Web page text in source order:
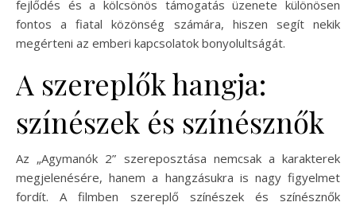
fejlődés és a kölcsönös támogatás üzenete különösen
fontos a fiatal közönség számára, hiszen segít nekik
megérteni az emberi kapcsolatok bonyolultságát.
A szereplők hangja:
színészek és színésznők
Az „Agymanók 2” szereposztása nemcsak a karakterek
megjelenésére, hanem a hangzásukra is nagy figyelmet
fordít. A filmben szereplő színészek és színésznők